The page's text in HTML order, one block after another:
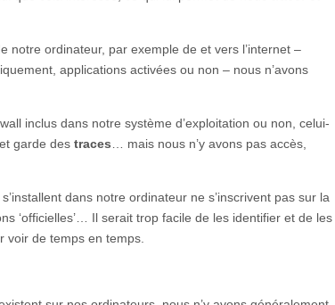
notre ordinateur, par exemple de et vers l’internet –
applications activées ou non – nous n’avons
inclus dans notre système d’exploitation ou non, celui-
garde des traces … mais nous n’y avons pas accès,
dans notre ordinateur ne s’inscrivent pas sur la
‘officielles’… Il serait trop facile de les identifier et de les
voir de temps en temps.